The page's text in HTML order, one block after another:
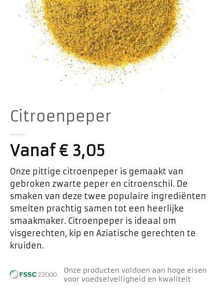
Citroenpeper
Vanaf€3,05
Onze pittige citroenpeper is gemaakt van
gebroken zwarte peper en citroenschil. De
smaken van deze twee populaire ingrediënten
smelten prachtig samen tot een heerlijke
smaakmaker. Citroenpeper is ideaal om
visgerechten, kip en Aziatische gerechten te
kruiden.
Onze producten voldoen aan hoge eisen
voor voedselveiligheid en kwaliteit